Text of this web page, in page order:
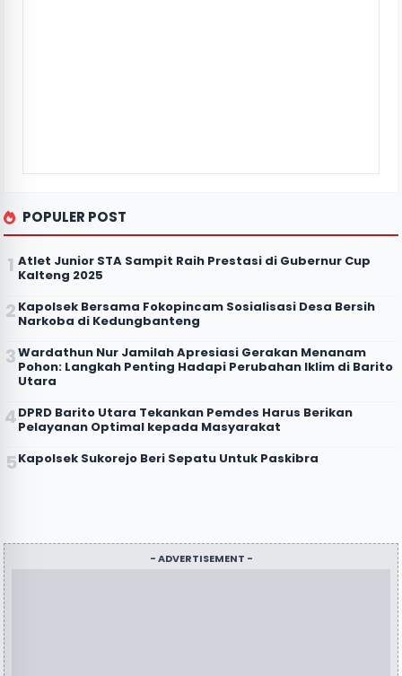
POPULER POST
Atlet Junior STA Sampit Raih Prestasi di Gubernur Cup
Kalteng 2025
Kapolsek Bersama Fokopincam Sosialisasi Desa Bersih
Narkoba di Kedungbanteng
Wardathun Nur Jamilah Apresiasi Gerakan Menanam
Pohon: Langkah Penting Hadapi Perubahan Iklim di Barito
Utara
DPRD Barito Utara Tekankan Pemdes Harus Berikan
Pelayanan Optimal kepada Masyarakat
Kapolsek Sukorejo Beri Sepatu Untuk Paskibra
- ADVERTISEMENT -